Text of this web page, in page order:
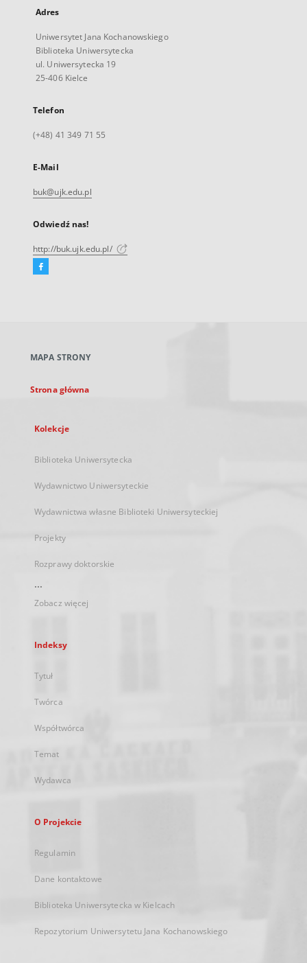
Adres
Uniwersytet Jana Kochanowskiego
Biblioteka Uniwersytecka
ul. Uniwersytecka 19
25-406 Kielce
Telefon
(+48) 41 349 71 55
E-Mail
buk@ujk.edu.pl
Odwiedź nas!
http://buk.ujk.edu.pl/
Facebook
karcie
MAPA STRONY
Strona główna
Kolekcje
Biblioteka Uniwersytecka
Wydawnictwo Uniwersyteckie
Wydawnictwa własne Biblioteki Uniwersyteckiej
Projekty
Rozprawy doktorskie
...
Zobacz więcej
Indeksy
Tytuł
Twórca
Współtwórca
Temat
Wydawca
O Projekcie
Regulamin
Dane kontaktowe
Biblioteka Uniwersytecka w Kielcach
Repozytorium Uniwersytetu Jana Kochanowskiego